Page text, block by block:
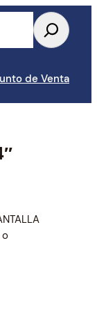
Varios
Mochilas y
para UPS
para
de Venta
o